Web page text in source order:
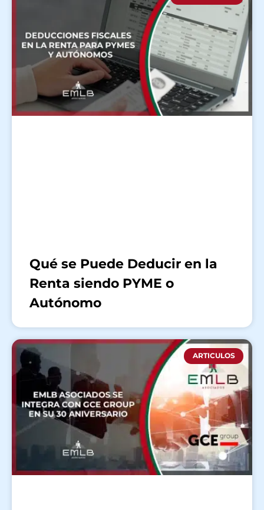
Qué se Puede Deducir en la
Renta siendo PYME o
Autónomo
ARTICULOS